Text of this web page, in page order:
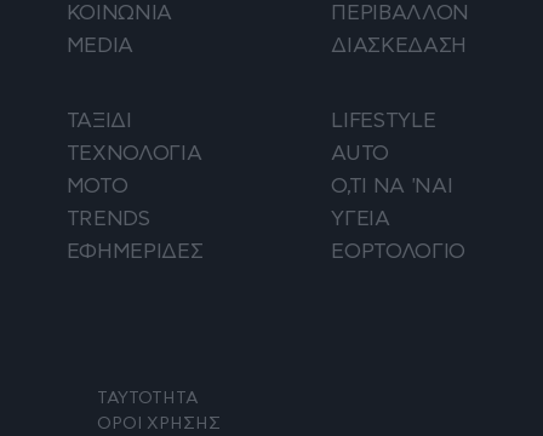
ΚΟΙΝΩΝΙΑ
ΠΕΡΙΒΑΛΛΟΝ
MEDIA
ΔΙΑΣΚΕΔΑΣΗ
ΤΑΞΙΔΙ
LIFESTYLE
ΤΕΧΝΟΛΟΓΙΑ
AUTO
ΜΟΤΟ
Ο,ΤΙ ΝΑ 'ΝΑΙ
TRENDS
ΥΓΕΙΑ
ΕΦΗΜΕΡΙΔΕΣ
ΕΟΡΤΟΛΟΓΙΟ
ΤΑΥΤΟΤΗΤΑ
ΟΡΟΙ ΧΡΗΣΗΣ